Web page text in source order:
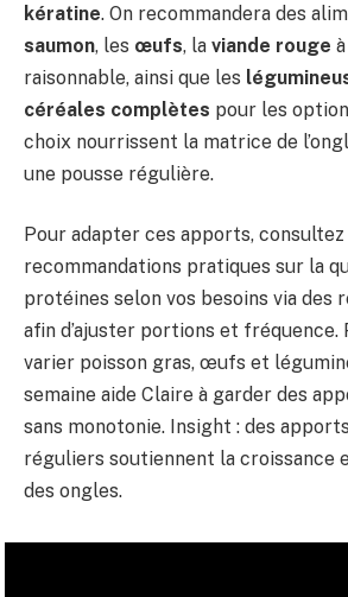
kératine. On recommandera des
saumon, les œufs, la viande rouge
raisonnable, ainsi que les
céréales complètes pour les
choix nourrissent la matrice de
une pousse régulière.
Pour adapter ces apports, consultez
recommandations pratiques sur la
protéines selon vos besoins via des
afin d’ajuster portions et fréquence.
varier poisson gras, œufs et
semaine aide Claire à garder des
sans monotonie. Insight : des
réguliers soutiennent la croissance
des ongles.